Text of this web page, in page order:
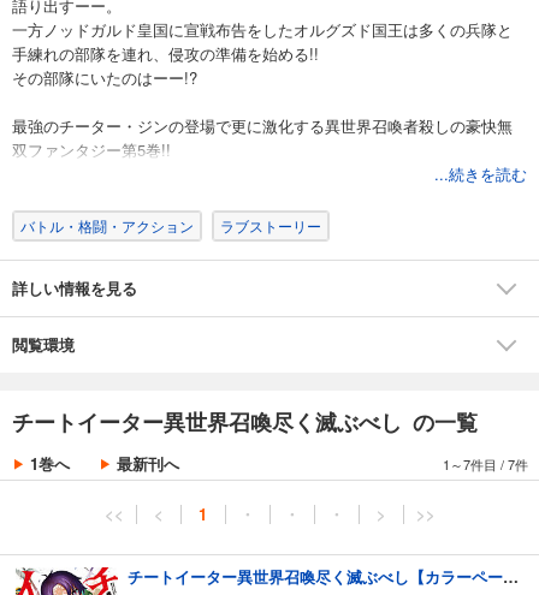
語り出すーー。
一方ノッドガルド皇国に宣戦布告をしたオルグズド国王は多くの兵隊と
手練れの部隊を連れ、侵攻の準備を始める!!
その部隊にいたのはーー!?
最強のチーター・ジンの登場で更に激化する異世界召喚者殺しの豪快無
双ファンタジー第5巻!!
...続きを読む
バトル・格闘・アクション ラブストーリー
詳しい情報を見る
閲覧環境
チートイーター異世界召喚尽く滅ぶべし の一覧
1巻へ 最新刊へ 1～7件目 /7件
<< < 1 ・ ・ ・ > >>
チートイーター異世界召喚尽く滅ぶべし【カラーページ増量版】 (1)